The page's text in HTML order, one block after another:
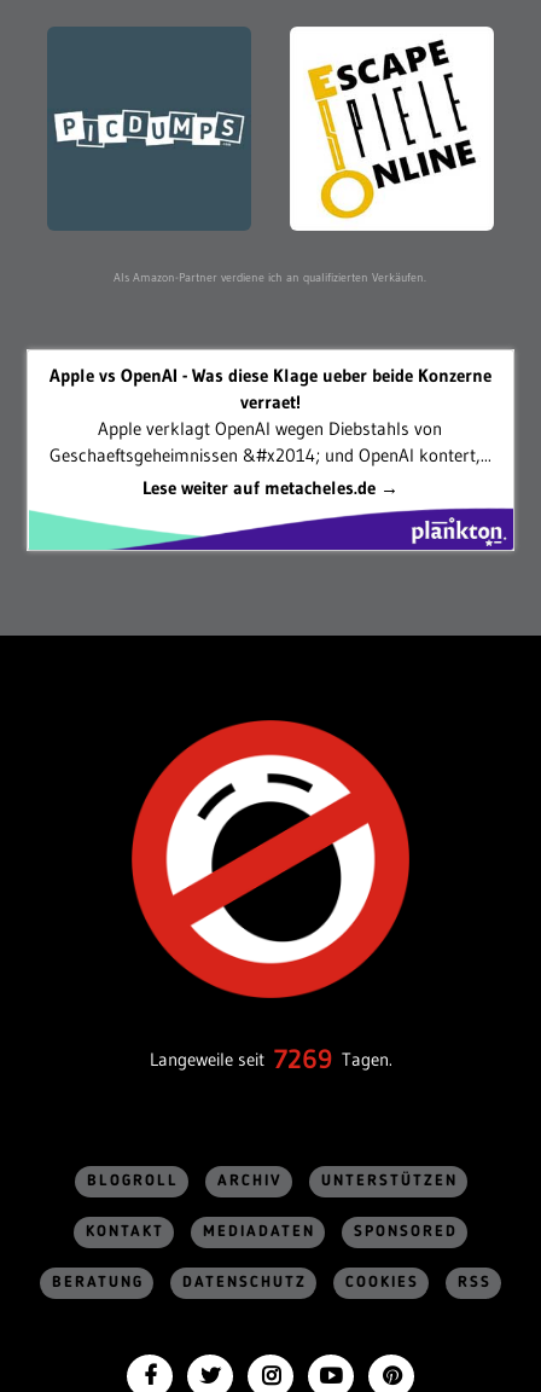
Als Amazon-Partner verdiene ich an qualifizierten Verkäufen.
Apple vs OpenAI - Was diese Klage ueber beide Konzerne
verraet!
Apple verklagt OpenAI wegen Diebstahls von
Geschaeftsgeheimnissen &#x2014; und OpenAI kontert,...
Lese weiter auf metacheles.de →
Langeweile seit 7269 Tagen.
BLOGROLL ARCHIV UNTERSTÜTZEN
KONTAKT MEDIADATEN SPONSORED
BERATUNG DATENSCHUTZ COOKIES RSS